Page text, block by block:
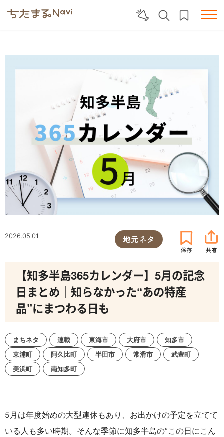
2026.05.01 地元ネタ
【知多半島365カレンダー】5月の記念
日まとめ｜知らなかった“あの特産
品”にまつわる日も
まちネタ 連載 東海市 大府市
知多市
東浦町
阿久比町 半田市 常滑市
武豊町
美浜町
南知多町
5月は年度始めの大型連休もあり、お出かけの予定を立てて
いる人も多い時期。そんな季節に知多半島の“この日にこん